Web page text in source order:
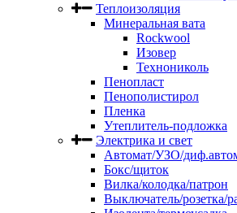
Теплоизоляция
Минеральная вата
Rockwool
Изовер
Технониколь
Пенопласт
Пенополистирол
Пленка
Утеплитель-подложка
Электрика и свет
Автомат/УЗО/
Бокс/щиток
Вилка/колодка/патрон
Выключатель/розетка/